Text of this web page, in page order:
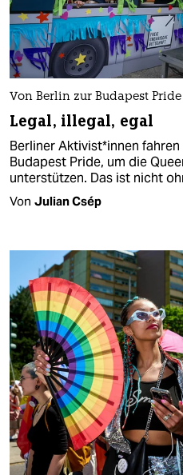
Von Berlin zur Budapest Pride
Legal, illegal, egal
Berliner Ak­ti­vis­t*in­nen
Budapest Pride, um die
unterstützen. Das ist nicht
Von Julian Csép